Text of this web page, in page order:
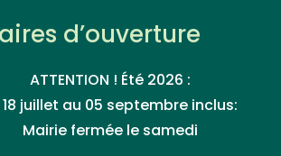
d’ouverture
ATTENTION ! Été 2026 :
18 juillet au 05 septembre inclus:
Mairie fermée le samedi